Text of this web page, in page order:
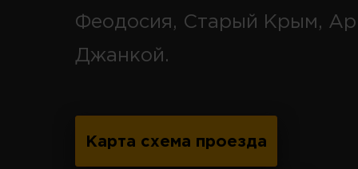
Феодосия, Старый Крым,
Джанкой.
Карта схема проезда